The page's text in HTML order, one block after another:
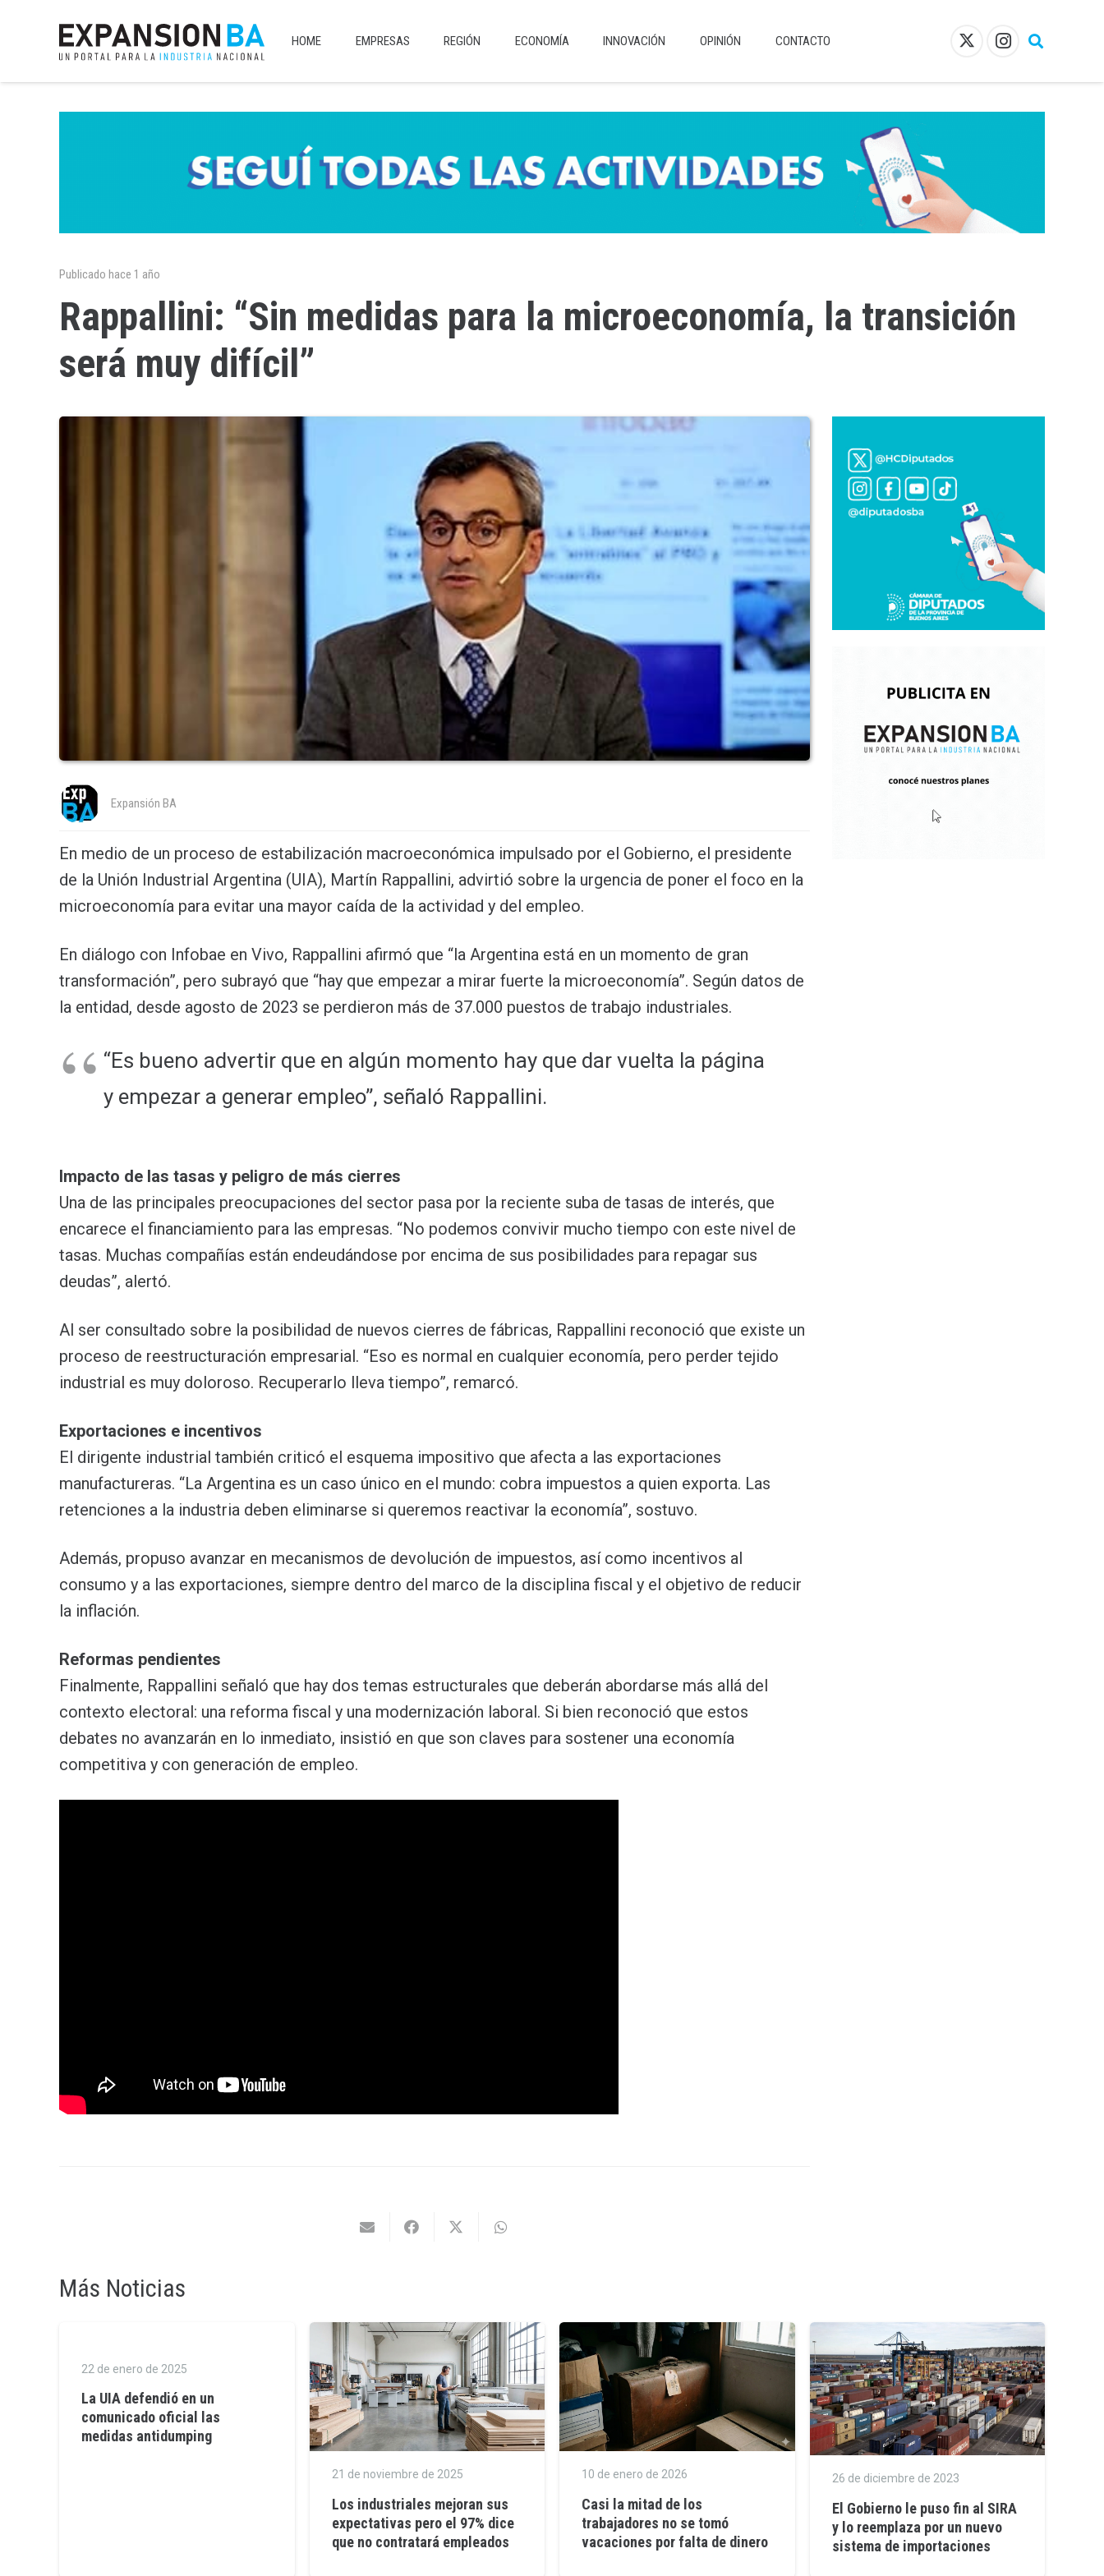
HOME EMPRESAS REGIÓN ECONOMÍA INNOVACIÓN OPINIÓN CONTACTO
Publicado hace 1 año
Rappallini: “Sin medidas para la microeconomía, la transición
será muy difícil”
Expansión BA
En medio de un proceso de estabilización macroeconómica impulsado por el Gobierno, el presidente
de la Unión Industrial Argentina (UIA), Martín Rappallini, advirtió sobre la urgencia de poner el foco en la
microeconomía para evitar una mayor caída de la actividad y del empleo.
En diálogo con Infobae en Vivo, Rappallini afirmó que “la Argentina está en un momento de gran
transformación”, pero subrayó que “hay que empezar a mirar fuerte la microeconomía”. Según datos de
la entidad, desde agosto de 2023 se perdieron más de 37.000 puestos de trabajo industriales.
“Es bueno advertir que en algún momento hay que dar vuelta la página
y empezar a generar empleo”, señaló Rappallini.
Impacto de las tasas y peligro de más cierres
Una de las principales preocupaciones del sector pasa por la reciente suba de tasas de interés, que
encarece el financiamiento para las empresas. “No podemos convivir mucho tiempo con este nivel de
tasas. Muchas compañías están endeudándose por encima de sus posibilidades para repagar sus
deudas”, alertó.
Al ser consultado sobre la posibilidad de nuevos cierres de fábricas, Rappallini reconoció que existe un
proceso de reestructuración empresarial. “Eso es normal en cualquier economía, pero perder tejido
industrial es muy doloroso. Recuperarlo lleva tiempo”, remarcó.
Exportaciones e incentivos
El dirigente industrial también criticó el esquema impositivo que afecta a las exportaciones
manufactureras. “La Argentina es un caso único en el mundo: cobra impuestos a quien exporta. Las
retenciones a la industria deben eliminarse si queremos reactivar la economía”, sostuvo.
Además, propuso avanzar en mecanismos de devolución de impuestos, así como incentivos al
consumo y a las exportaciones, siempre dentro del marco de la disciplina fiscal y el objetivo de reducir
la inflación.
Reformas pendientes
Finalmente, Rappallini señaló que hay dos temas estructurales que deberán abordarse más allá del
contexto electoral: una reforma fiscal y una modernización laboral. Si bien reconoció que estos
debates no avanzarán en lo inmediato, insistió en que son claves para sostener una economía
competitiva y con generación de empleo.
Más Noticias
22 de enero de 2025
La UIA defendió en un
comunicado oficial las
medidas antidumping
21 de noviembre de 2025
Los industriales mejoran sus
expectativas pero el 97% dice
que no contratará empleados
10 de enero de 2026
Casi la mitad de los
trabajadores no se tomó
vacaciones por falta de dinero
26 de diciembre de 2023
El Gobierno le puso fin al SIRA
y lo reemplaza por un nuevo
sistema de importaciones